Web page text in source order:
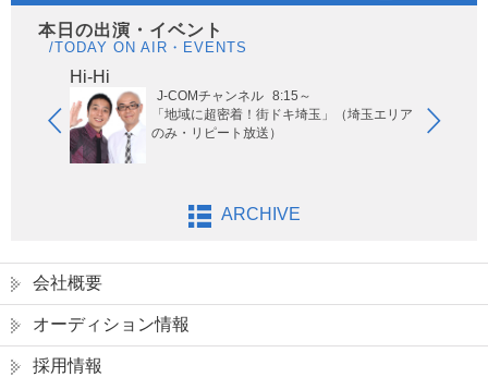
本日の出演・イベント
/TODAY ON AIR・EVENTS
J-COMチャンネル 8:15～
「地域に超密着！街ドキ埼玉」（埼玉エリア
のみ・リピート放送）
ARCHIVE
会社概要
オーディション情報
採用情報